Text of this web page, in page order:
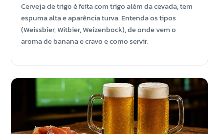
Cerveja de trigo é feita com trigo além da cevada, tem
espuma alta e aparência turva. Entenda os tipos
(Weissbier, Witbier, Weizenbock), de onde vem o
aroma de banana e cravo e como servir.